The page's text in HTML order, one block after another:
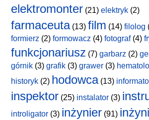
elektromonter (21) elektryk (2)
farmaceuta(13) film (14) filolog
formierz (2) formowacz (4) fotograf(4)
funkcjonariusz (7) garbarz (2)
górnik (3) grafik (3) grawer (3)
historyk (2) hodowca(13)
inspektor (25) instalator (3)
introligator (3) inżynier (91)